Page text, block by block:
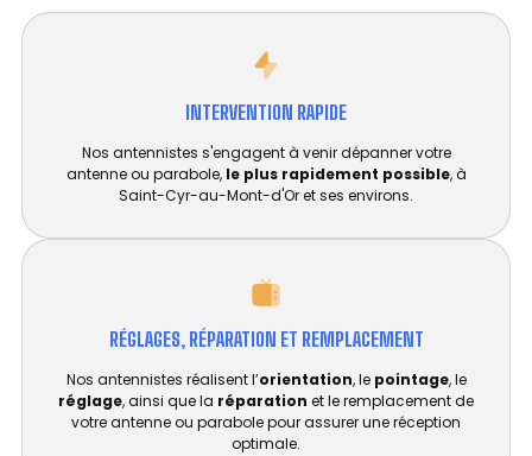
INTERVENTION RAPIDE
Nos antennistes s'engagent à venir dépanner votre
antenne ou parabole, le plus rapidement possible, à
Saint-Cyr-au-Mont-d'Or et ses environs.
RÉGLAGES, RÉPARATION ET REMPLACEMENT​
Nos antennistes réalisent l’orientation, le pointage, le
réglage, ainsi que la réparation et le remplacement de
votre antenne ou parabole pour assurer une réception
optimale.